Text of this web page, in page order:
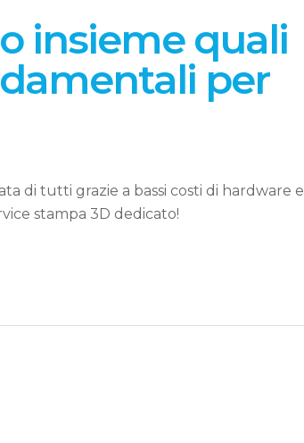
insieme quali
per
di tutti grazie a bassi costi di hardware e
stampa 3D dedicato!